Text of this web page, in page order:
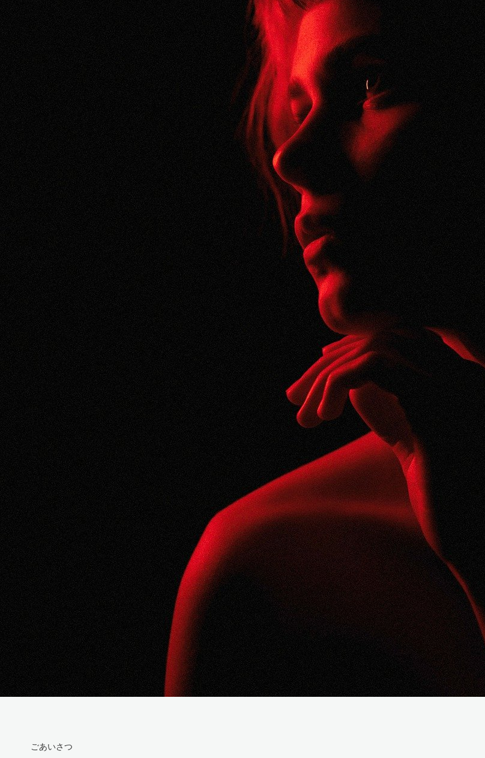
まさかの精霊
Mar 3, 2020 • 7:07
狐の精霊
Mar 11, 2020 • 6:26
精霊 ウルトラ編
Mar 7, 2020 • 8:03
ごあいさつ